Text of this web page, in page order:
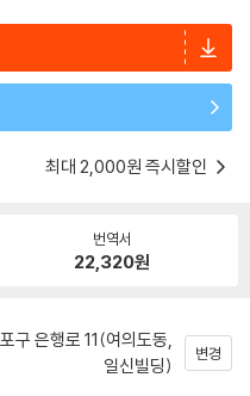
최대 2,000원 즉시할인
번역서
22,320원
구 은행로 11(여의도동,
일신빌딩)
변경